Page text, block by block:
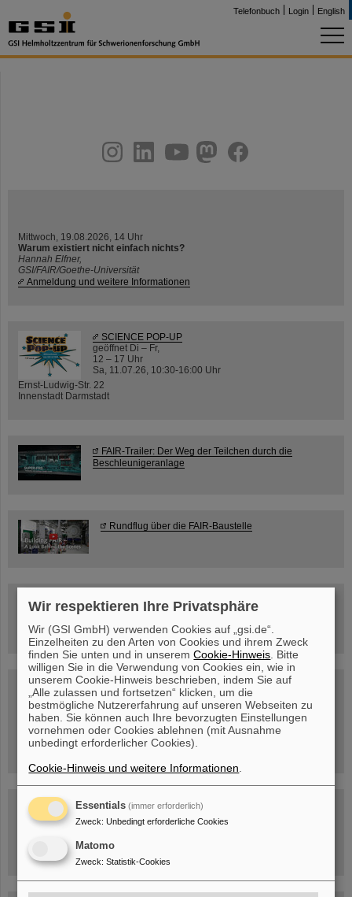
Telefonbuch Login English
youtube
helmholtz.social
facebook
Mittwoch, 19.08.2026, 14 Uhr
Warum existiert nicht einfach nichts?
Hannah Elfner,
GSI/FAIR/Goethe-Universität
Anmeldung und weitere Informationen
SCIENCE POP-UP
geöffnet Di – Fr,
12 – 17 Uhr
Sa, 11.07.26, 10:30-16:00 Uhr
Ernst-Ludwig-Str. 22
Innenstadt Darmstadt
FAIR-Trailer: Der Weg der Teilchen durch die
Beschleunigeranlage
Rundflug über die FAIR-Baustelle
Besichtigung von GSI/FAIR –
jetzt Termin buchen!
Blog Beam On
Menschen...hinter GSI und FAIR.
Umgang mit den Auswirkungen des Kriegs in der Ukraine
Wir respektieren Ihre Privatsphäre
Wir (GSI GmbH) verwenden Cookies auf „gsi.de“.
Einzelheiten zu den Arten von Cookies und ihrem Zweck
finden Sie unten und in unseremCookie-Hinweis . Bitte
willigen Sie in die Verwendung von Cookies ein, wie in
unserem Cookie-Hinweis beschrieben, indem Sie auf
„Alle zulassen und fortsetzen“ klicken, um die
bestmögliche Nutzererfahrung auf unseren Webseiten zu
haben. Sie können auch Ihre bevorzugten Einstellungen
vornehmen oder Cookies ablehnen (mit Ausnahme
unbedingt erforderlicher Cookies).
Cookie-Hinweis und weitere Informationen
Essentials (immer erforderlich)
Zweck: Unbedingt erforderliche Cookies
Matomo
Zweck: Statistik-Cookies